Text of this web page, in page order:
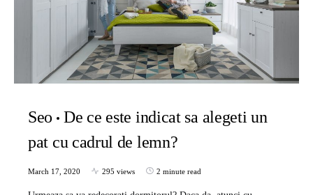
Seo
De ce este indicat sa alegeti un
pat cu cadrul de lemn?
March 17, 2020 295 views 2 minute read